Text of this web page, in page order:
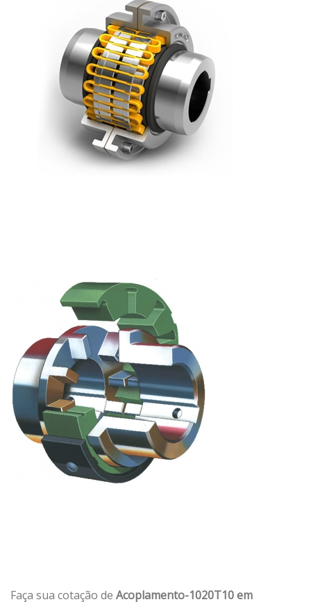
Faça sua cotação de Acoplamento-1020T10 em